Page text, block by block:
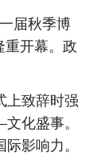
届秋季博
重开幕。政
上致辞时强
化盛事。
影响力。